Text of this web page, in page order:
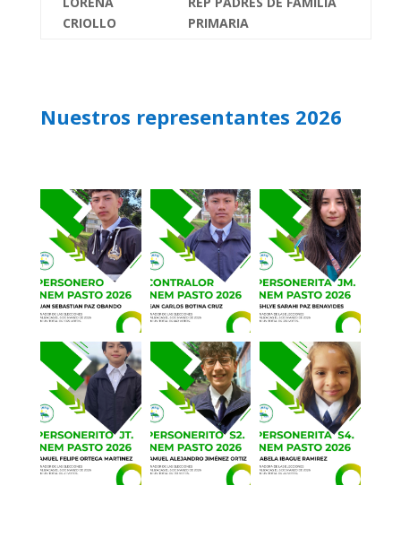
CRIOLLO
PRIMARIA
Nuestros representantes 2026